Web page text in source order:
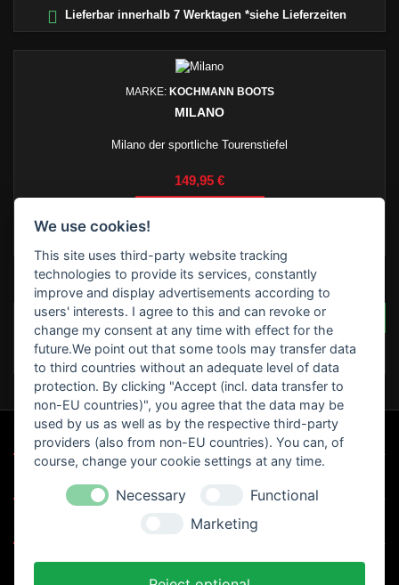
 Lieferbar innerhalb 7 Werktagen *siehe Lieferzeiten
MARKE: KOCHMANN BOOTS
MILANO
Milano der sportliche Tourenstiefel
Preis
149,95 €
BEWERTUNGEN
SCHREIBEN SIE IHRE BEWERTUNG
Seien Sie der Erste, der
eine Bewertung schreibt
!
UNSERE SPEZIALANGEBOTE
IHR KONTO 
We use cookies!
This site uses third-party website tracking
technologies to provide its services, constantly
improve and display advertisements according to
users' interests. I agree to this and can revoke or
change my consent at any time with effect for the
future.We point out that some tools may transfer data
to third countries without an adequate level of data
protection. By clicking "Accept (incl. data transfer to
non-EU countries)", you agree that the data may be
used by us as well as by the respective third-party
providers (also from non-EU countries). You can, of
course, change your cookie settings at any time.
Necessary
Functional
Marketing